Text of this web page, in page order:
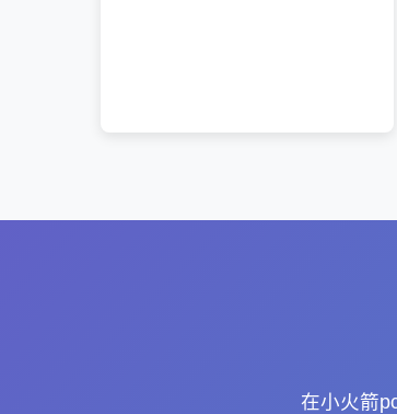
在小火箭